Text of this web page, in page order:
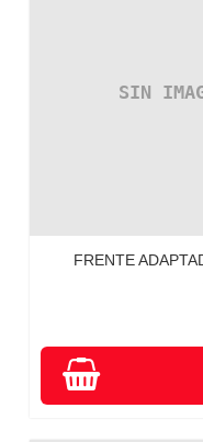
FRENTE